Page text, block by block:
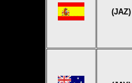
(JAZ)